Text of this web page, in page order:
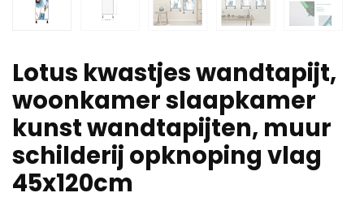
Lotus kwastjes wandtapijt,
woonkamer slaapkamer
kunst wandtapijten, muur
schilderij opknoping vlag
45x120cm